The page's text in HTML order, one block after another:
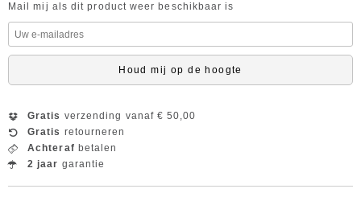
Mail mij als dit product weer beschikbaar is
Houd mij op de hoogte
Gratis verzending vanaf € 50,00
Gratis retourneren
Achteraf betalen
2 jaar garantie